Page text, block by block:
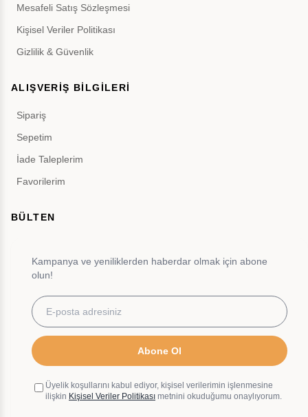
Mesafeli Satış Sözleşmesi
Kişisel Veriler Politikası
Gizlilik & Güvenlik
ALIŞVERİŞ BİLGİLERİ
Sipariş
Sepetim
İade Taleplerim
Favorilerim
BÜLTEN
Kampanya ve yeniliklerden haberdar olmak için abone
olun!
Abone Ol
Üyelik koşullarını kabul ediyor, kişisel verilerimin işlenmesine
ilişkin Kişisel Veriler Politikası metnini okuduğumu onaylıyorum.